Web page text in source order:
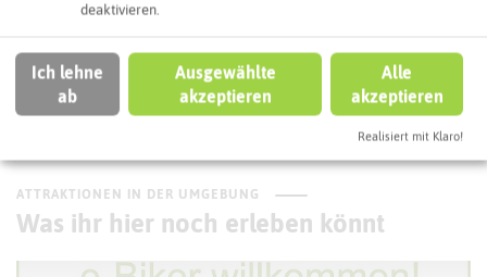
Autoroute finden
ATTRAKTIONEN IN DER UMGEBUNG
Was ihr hier noch erleben könnt
deaktivieren.
Ich lehne
ab
Ausgewählte
akzeptieren
Alle
akzeptieren
Realisiert mit Klaro!